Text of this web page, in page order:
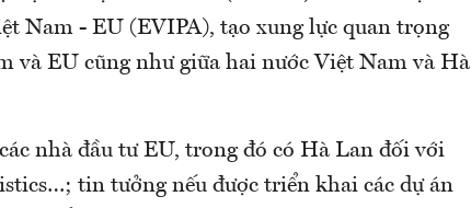
Nam - EU (EVIPA), tạo xung lực quan trọng
và EU cũng như giữa hai nước Việt Nam và Hà
nhà đầu tư EU, trong đó có Hà Lan đối với
tin tưởng nếu được triển khai các dự án